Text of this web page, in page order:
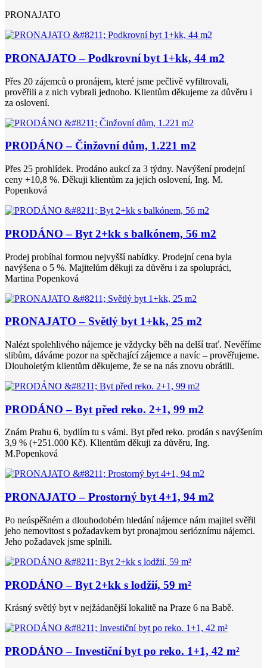
PRONAJATO
PRONAJATO – Podkrovní byt 1+kk, 44 m2
Přes 20 zájemců o pronájem, které jsme pečlivě vyfiltrovali,
prověřili a z nich vybrali jednoho. Klientům děkujeme za důvěru i
za oslovení.
PRODÁNO – Činžovní dům, 1.221 m2
Přes 25 prohlídek. Prodáno aukcí za 3 týdny. Navýšení prodejní
ceny +10,8 %. Děkuji klientům za jejich oslovení, Ing. M.
Popenková
PRODÁNO – Byt 2+kk s balkónem, 56 m2
Prodej probíhal formou nejvyšší nabídky. Prodejní cena byla
navýšena o 5 %. Majitelům děkuji za důvěru i za spolupráci,
Martina Popenková
PRONAJATO – Světlý byt 1+kk, 25 m2
Nalézt spolehlivého nájemce je vždycky běh na delší trať. Nevěříme
slibům, dáváme pozor na spěchající zájemce a navíc – prověřujeme.
Dlouholetým klientům děkujeme, že se na nás znovu obrátili.
PRODÁNO – Byt před reko. 2+1, 99 m2
Znám Prahu 6, bydlím tu s vámi. Byt před reko. prodán s navýšením
3,9 % (+251.000 Kč). Klientům děkuji za důvěru, Ing.
M.Popenková
PRONAJATO – Prostorný byt 4+1, 94 m2
Po neúspěšném a dlouhodobém hledání nájemce nám majitel svěřil
jeho nemovitost s požadavkem byt pronajmou serióznímu nájemci.
Jeho požadavek jsme splnili.
PRODÁNO – Byt 2+kk s lodžií, 59 m²
Krásný světlý byt v nejžádanější lokalitě na Praze 6 na Babě.
PRODÁNO – Investiční byt po reko. 1+1, 42 m²